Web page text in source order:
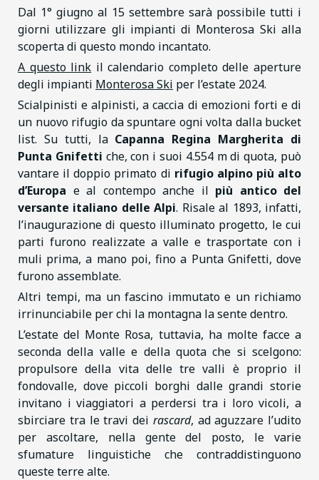
Dal 1° giugno al 15 settembre sarà possibile tutti i
giorni utilizzare gli impianti di Monterosa Ski alla
scoperta di questo mondo incantato.
A questo link il calendario completo delle aperture
degli impianti Monterosa Ski per l’estate 2024.
Scialpinisti e alpinisti, a caccia di emozioni forti e di
un nuovo rifugio da spuntare ogni volta dalla bucket
list. Su tutti, la Capanna Regina Margherita di
Punta Gnifetti che, con i suoi 4.554 m di quota, può
vantare il doppio primato di rifugio alpino più alto
d’Europa e al contempo anche il più antico del
versante italiano delle Alpi. Risale al 1893, infatti,
l’inaugurazione di questo illuminato progetto, le cui
parti furono realizzate a valle e trasportate con i
muli prima, a mano poi, fino a Punta Gnifetti, dove
furono assemblate.
Altri tempi, ma un fascino immutato e un richiamo
irrinunciabile per chi la montagna la sente dentro.
L’estate del Monte Rosa, tuttavia, ha molte facce a
seconda della valle e della quota che si scelgono:
propulsore della vita delle tre valli è proprio il
fondovalle, dove piccoli borghi dalle grandi storie
invitano i viaggiatori a perdersi tra i loro vicoli, a
sbirciare tra le travi dei rascard, ad aguzzare l’udito
per ascoltare, nella gente del posto, le varie
sfumature linguistiche che contraddistinguono
queste terre alte.